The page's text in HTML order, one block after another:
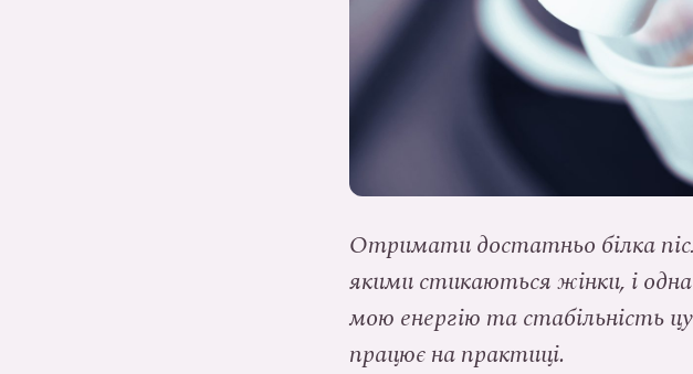
Отримати достатньо білка
якими стикаються жінки, і
мою енергію та стабільність
працює на практиці.